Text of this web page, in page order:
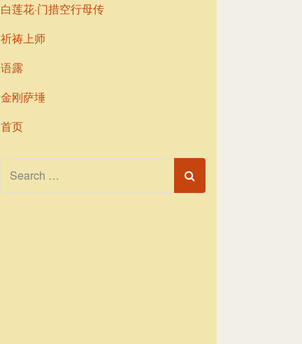
白莲花·门措空行母传
祈祷上师
语露
金刚萨埵
首页